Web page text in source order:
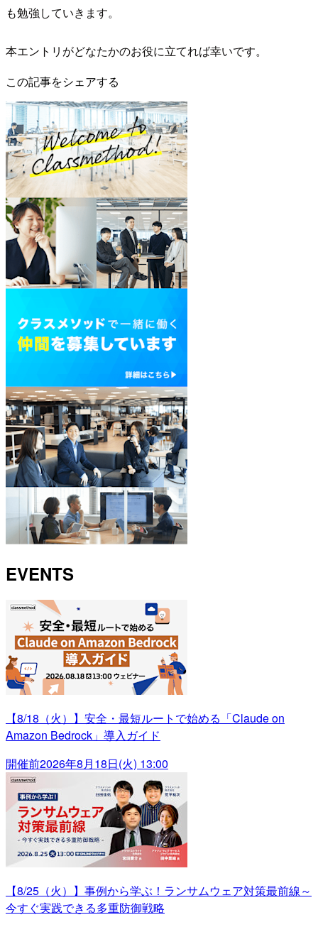
も勉強していきます。
本エントリがどなたかのお役に立てれば幸いです。
この記事をシェアする
EVENTS
【8/18（火）】安全・最短ルートで始める「Claude on
Amazon Bedrock」導入ガイド
開催前2026年8月18日(火) 13:00
【8/25（火）】事例から学ぶ！ランサムウェア対策最前線～
今すぐ実践できる多重防御戦略